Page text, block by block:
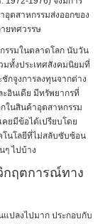
อุตสาหกรรมส่งออกของ
ลายทศวรรษ
รมในตลาดโลก นับวัน
มทั้งประเทศสังคมนิยมที่
ชักจูงการลงทุนจากต่าง
ะอินเดีย มีทรัพยากรที่
ในสินค้าอุตสาหกรรม
ยมีข้อได้เปรียบโดย
โนโลยีที่ไม่สลับซับซ้อน
ๆ ไปบ้าง
กฤตการณ์ทาง
ปลงไปมาก ประกอบกับ